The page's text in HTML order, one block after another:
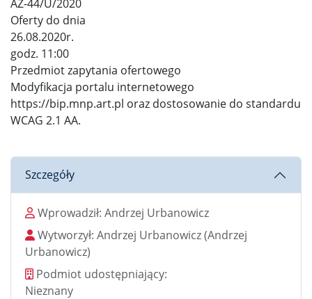
AZ-44/U/2020
Oferty do dnia
26.08.2020r.
godz. 11:00
Przedmiot zapytania ofertowego
Modyfikacja portalu internetowego
https://bip.mnp.art.pl oraz dostosowanie do standardu
WCAG 2.1 AA.
Szczegóły
Wprowadził
Wprowadził: Andrzej Urbanowicz
Wytworzył
Wytworzył: Andrzej Urbanowicz(Andrzej
Urbanowicz)
Podmiot udostępniający
Podmiot udostępniający:
Nieznany